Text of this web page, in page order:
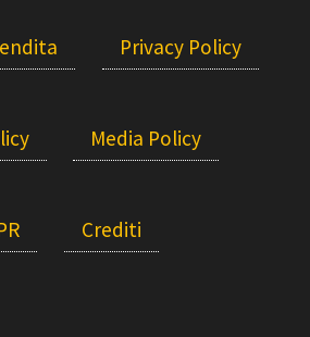
Privacy Policy
Media Policy
Crediti